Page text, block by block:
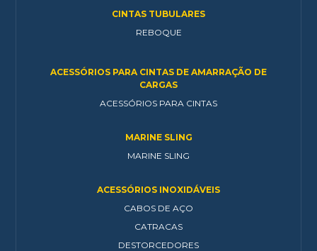
CINTAS TUBULARES
REBOQUE
ACESSÓRIOS PARA CINTAS DE AMARRAÇÃO DE
CARGAS
ACESSÓRIOS PARA CINTAS
MARINE SLING
MARINE SLING
ACESSÓRIOS INOXIDÁVEIS
CABOS DE AÇO
CATRACAS
DESTORCEDORES